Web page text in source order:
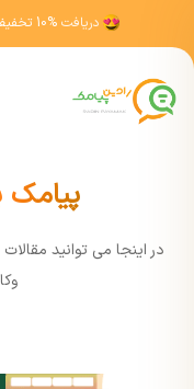
دریافت 10% تخفیف
پیامک
در اينجا مي توانيد